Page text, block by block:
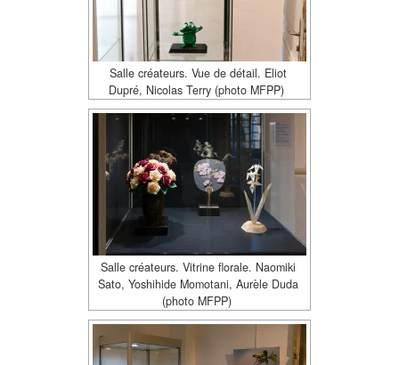
Salle créateurs. Vue de détail. Eliot
Dupré, Nicolas Terry (photo MFPP)
Salle créateurs. Vitrine florale. Naomiki
Sato, Yoshihide Momotani, Aurèle Duda
(photo MFPP)